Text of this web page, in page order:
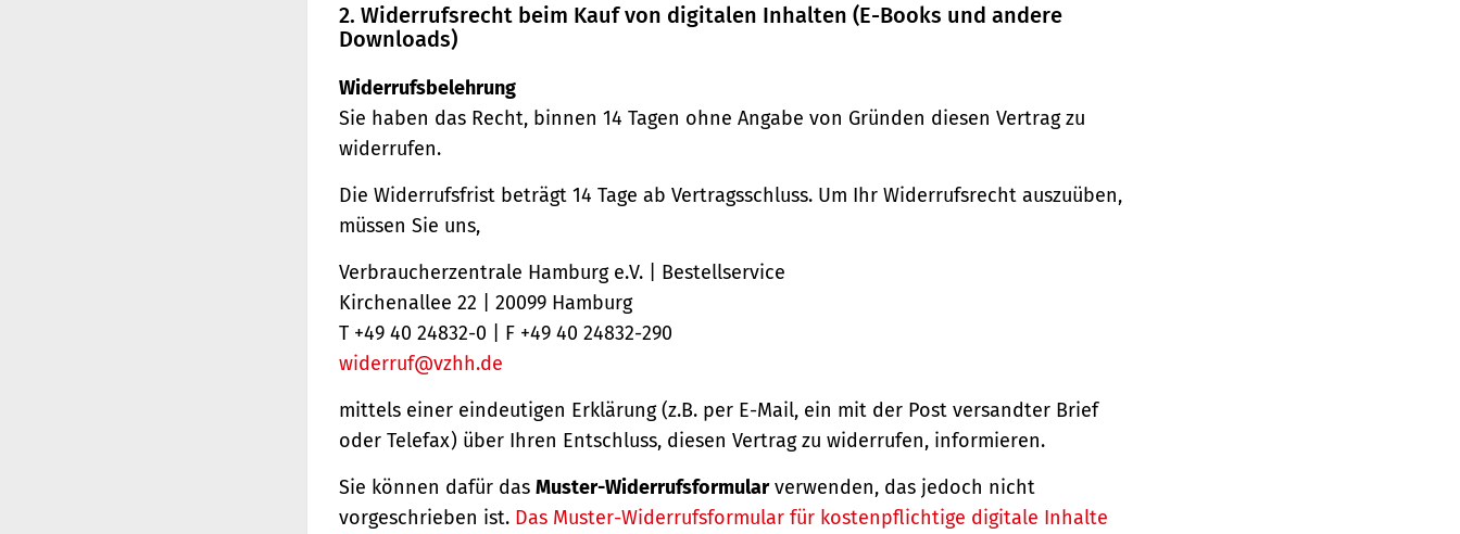
2. Widerrufsrecht beim Kauf von digitalen Inhalten (E-Books und andere
Downloads)
Widerrufsbelehrung
Sie haben das Recht, binnen 14 Tagen ohne Angabe von Gründen diesen Vertrag zu
widerrufen.
Die Widerrufsfrist beträgt 14 Tage ab Vertragsschluss. Um Ihr Widerrufsrecht auszuüben,
müssen Sie uns,
Verbraucherzentrale Hamburg e.V. | Bestellservice
Kirchenallee 22 | 20099 Hamburg
T +49 40 24832-0 | F +49 40 24832-290
widerruf@vzhh.de
mittels einer eindeutigen Erklärung (z.B. per E-Mail, ein mit der Post versandter Brief
oder Telefax) über Ihren Entschluss, diesen Vertrag zu widerrufen, informieren.
Sie können dafür das Muster-Widerrufsformularverwenden, das jedoch nicht
vorgeschrieben ist. Das Muster-Widerrufsformular für kostenpflichtige digitale Inhalte